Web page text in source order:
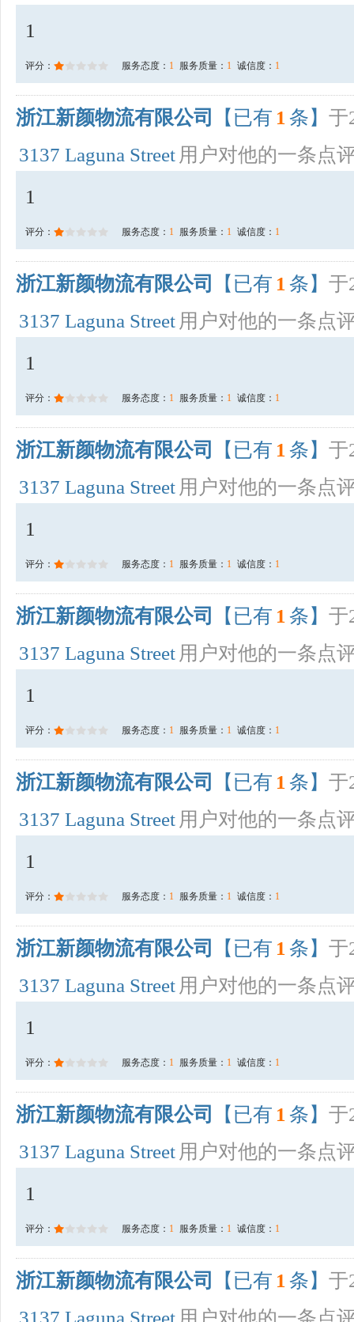
1
评分： 服务态度： 1 服务质量： 1 诚信度： 1
浙江新颜物流有限公司 【已有 1 条】 于
3137 Laguna Street 用户对他的一条点
1
评分： 服务态度： 1 服务质量： 1 诚信度： 1
浙江新颜物流有限公司 【已有 1 条】 于
3137 Laguna Street 用户对他的一条点
1
评分： 服务态度： 1 服务质量： 1 诚信度： 1
浙江新颜物流有限公司 【已有 1 条】 于
3137 Laguna Street 用户对他的一条点
1
评分： 服务态度： 1 服务质量： 1 诚信度： 1
浙江新颜物流有限公司 【已有 1 条】 于
3137 Laguna Street 用户对他的一条点
1
评分： 服务态度： 1 服务质量： 1 诚信度： 1
浙江新颜物流有限公司 【已有 1 条】 于
3137 Laguna Street 用户对他的一条点
1
评分： 服务态度： 1 服务质量： 1 诚信度： 1
浙江新颜物流有限公司 【已有 1 条】 于
3137 Laguna Street 用户对他的一条点
1
评分： 服务态度： 1 服务质量： 1 诚信度： 1
浙江新颜物流有限公司 【已有 1 条】 于
3137 Laguna Street 用户对他的一条点
1
评分： 服务态度： 1 服务质量： 1 诚信度： 1
浙江新颜物流有限公司 【已有 1 条】 于
3137 Laguna Street 用户对他的一条点